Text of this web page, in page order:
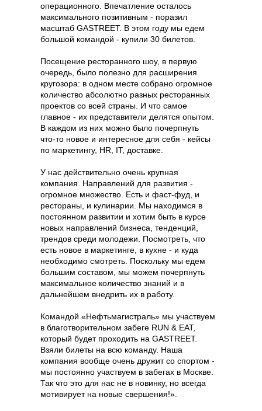
операционного. Впечатление осталось
максимального позитивным - поразил
масштаб GASTREET. В этом году мы едем
большой командой - купили 30 билетов.
Посещение ресторанного шоу, в первую
очередь, было полезно для расширения
кругозора: в одном месте собрано огромное
количество абсолютно разных ресторанных
проектов со всей страны. И что самое
главное - их представители делятся опытом.
В каждом из них можно было почерпнуть
что-то новое и интересное для себя - кейсы
по маркетингу, HR, IT, доставке.
У нас действительно очень крупная
компания. Направлений для развития -
огромное множество. Есть и фаст-фуд, и
рестораны, и кулинарии. Мы находимся в
постоянном развитии и хотим быть в курсе
новых направлений бизнеса, тенденций,
трендов среди молодежи. Посмотреть, что
есть новое в маркетинге, в кухне - и куда
необходимо смотреть. Поскольку мы едем
большим составом, мы можем почерпнуть
максимальное количество знаний и в
дальнейшем внедрить их в работу.
Командой «‎Нефтьмагистраль»‎ мы участвуем
в благотворительном забеге RUN & EAT,
который будет проходить на GASTREET.
Взяли билеты на всю команду. Наша
компания вообще очень дружит со спортом -
мы постоянно участвуем в забегах в Москве.
Так что это для нас не в новинку, но всегда
мотивирует на новые свершения!».